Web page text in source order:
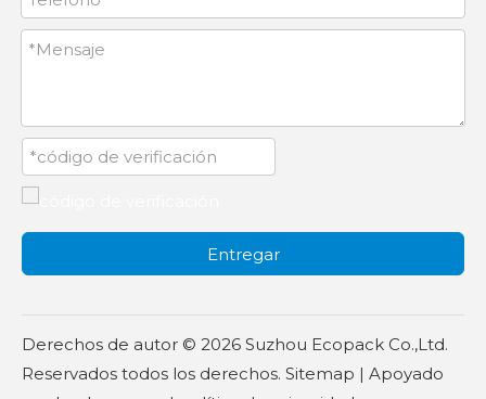
Entregar
Derechos de autor © 2026 Suzhou Ecopack Co.,Ltd.
Reservados todos los derechos. Sitemap | Apoyado